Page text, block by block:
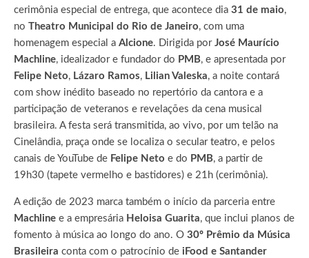
cerimônia especial de entrega, que acontece dia 31 de maio,
no Theatro Municipal do Rio de Janeiro, com uma
homenagem especial a Alcione. Dirigida por José Maurício
Machline, idealizador e fundador do PMB, e apresentada por
Felipe Neto, Lázaro Ramos, Lilian Valeska, a noite contará
com show inédito baseado no repertório da cantora e a
participação de veteranos e revelações da cena musical
brasileira. A festa será transmitida, ao vivo, por um telão na
Cinelândia, praça onde se localiza o secular teatro, e pelos
canais de YouTube de Felipe Neto e do PMB, a partir de
19h30 (tapete vermelho e bastidores) e 21h (cerimônia).
A edição de 2023 marca também o início da parceria entre
Machline e a empresária Heloisa Guarita, que inclui planos de
fomento à música ao longo do ano. O 30º Prêmio da Música
Brasileira conta com o patrocínio de iFood e Santander